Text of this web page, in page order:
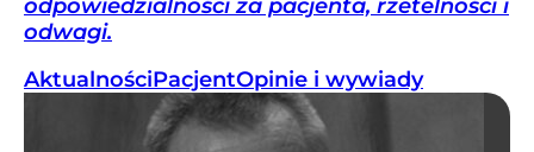
odpowiedzialności za pacjenta, rzetelności i
odwagi.
AktualnościPacjentOpinie i wywiady